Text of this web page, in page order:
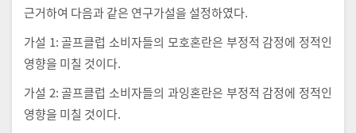
근거하여 다음과 같은 연구가설을 설정하였다.
가설 1: 골프클럽 소비자들의 모호혼란은 부정적 감정에 정적인
영향을 미칠 것이다.
가설 2: 골프클럽 소비자들의 과잉혼란은 부정적 감정에 정적인
영향을 미칠 것이다.